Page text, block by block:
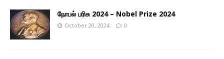
நோபல் பரிசு 2024 – Nobel Prize 2024
October 20, 2024 0